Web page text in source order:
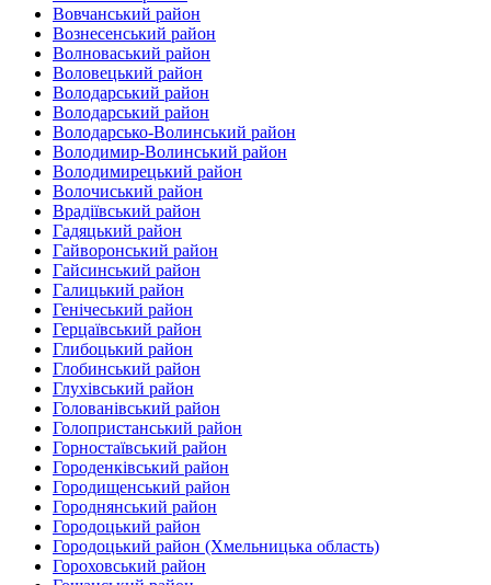
Вовчанський район
Вознесенський район
Волноваський район
Воловецький район
Володарський район
Володарський район
Володарсько-Волинський район
Володимир-Волинський район
Володимирецький район‎
Волочиський район
Врадіївський район‎
Гадяцький район
Гайворонський район
Гайсинський район
Галицький район
Генічеський район
Герцаївський район
Глибоцький район
Глобинський район
Глухівський район‎
Голованівський район
Голопристанський район
Горностаївський район‎
Городенківський район
Городищенський район‎
Городнянський район
Городоцький район
Городоцький район (Хмельницька область)
Гороховський район